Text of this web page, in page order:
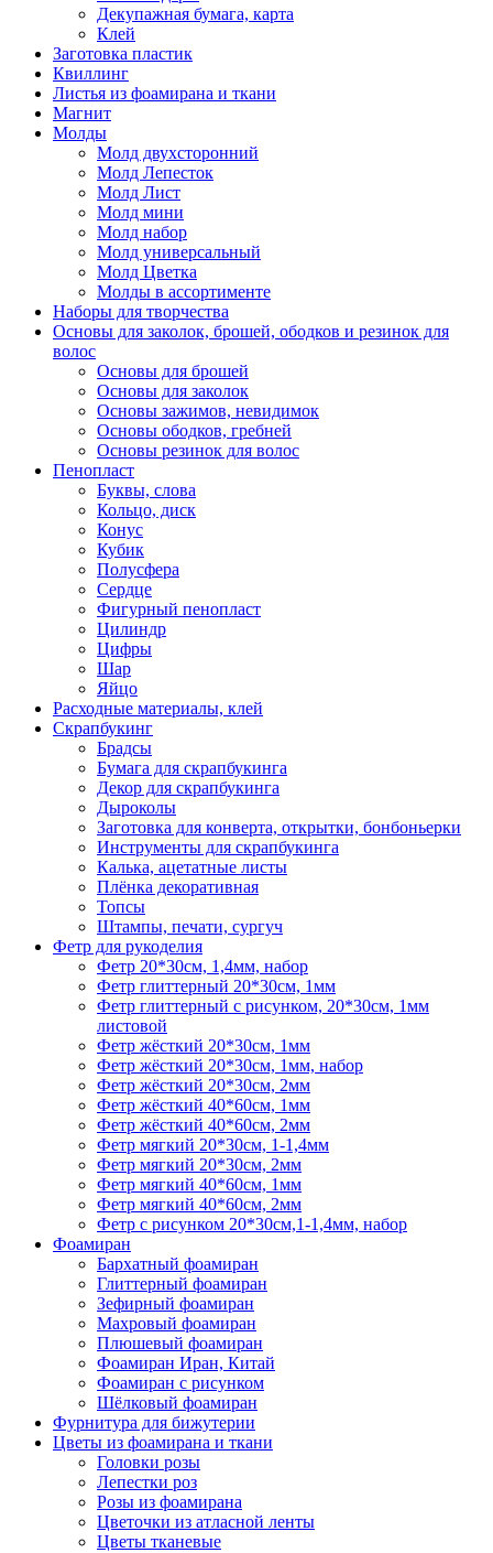
Декупажная бумага, карта
Клей
Заготовка пластик
Квиллинг
Листья из фоамирана и ткани
Магнит
Молды
Молд двухсторонний
Молд Лепесток
Молд Лист
Молд мини
Молд набор
Молд универсальный
Молд Цветка
Молды в ассортименте
Наборы для творчества
Основы для заколок, брошей, ободков и резинок для
волос
Основы для брошей
Основы для заколок
Основы зажимов, невидимок
Основы ободков, гребней
Основы резинок для волос
Пенопласт
Буквы, слова
Кольцо, диск
Конус
Кубик
Полусфера
Сердце
Фигурный пенопласт
Цилиндр
Цифры
Шар
Яйцо
Расходные материалы, клей
Скрапбукинг
Брадсы
Бумага для скрапбукинга
Декор для скрапбукинга
Дыроколы
Заготовка для конверта, открытки, бонбоньерки
Инструменты для скрапбукинга
Калька, ацетатные листы
Плёнка декоративная
Топсы
Штампы, печати, сургуч
Фетр для рукоделия
Фетр 20*30см, 1,4мм, набор
Фетр глиттерный 20*30см, 1мм
Фетр глиттерный с рисунком, 20*30см, 1мм
листовой
Фетр жёсткий 20*30см, 1мм
Фетр жёсткий 20*30см, 1мм, набор
Фетр жёсткий 20*30см, 2мм
Фетр жёсткий 40*60см, 1мм
Фетр жёсткий 40*60см, 2мм
Фетр мягкий 20*30см, 1-1,4мм
Фетр мягкий 20*30см, 2мм
Фетр мягкий 40*60см, 1мм
Фетр мягкий 40*60см, 2мм
Фетр с рисунком 20*30см,1-1,4мм, набор
Фоамиран
Бархатный фоамиран
Глиттерный фоамиран
Зефирный фоамиран
Махровый фоамиран
Плюшевый фоамиран
Фоамиран Иран, Китай
Фоамиран с рисунком
Шёлковый фоамиран
Фурнитура для бижутерии
Цветы из фоамирана и ткани
Головки розы
Лепестки роз
Розы из фоамирана
Цветочки из атласной ленты
Цветы тканевые